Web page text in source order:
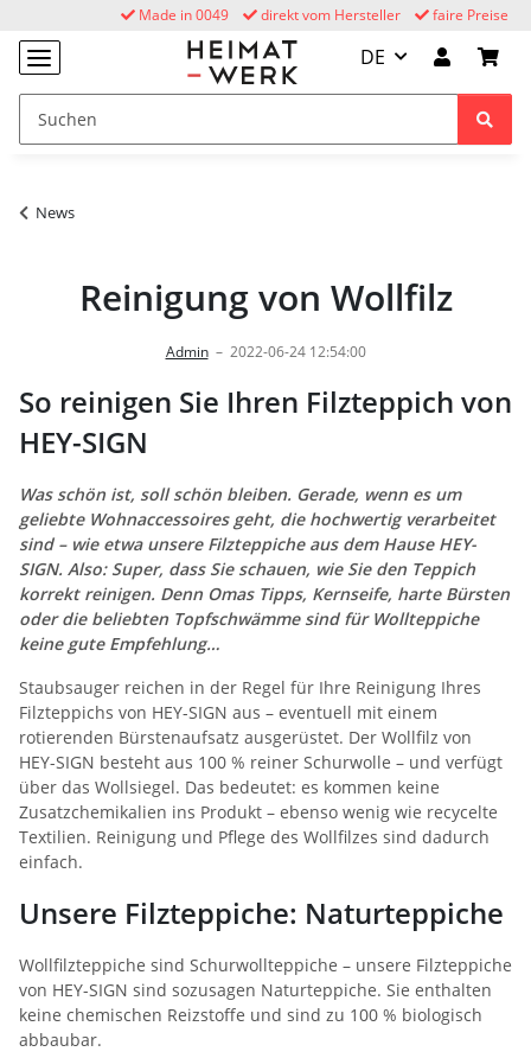
faire Preise
direkt vom Hersteller
Made in 0049
DE
News
Reinigung von Wollfilz
Admin– 2022-06-24 12:54:00
So reinigen Sie Ihren Filzteppich von
HEY-SIGN
Was schön ist, soll schön bleiben. Gerade, wenn es um
geliebte Wohnaccessoires geht, die hochwertig verarbeitet
sind – wie etwa unsere Filzteppiche aus dem Hause HEY-
SIGN. Also: Super, dass Sie schauen, wie Sie den Teppich
korrekt reinigen. Denn Omas Tipps, Kernseife, harte Bürsten
oder die beliebten Topfschwämme sind für Wollteppiche
keine gute Empfehlung…
Staubsauger reichen in der Regel für Ihre Reinigung Ihres
Filzteppichs von HEY-SIGN aus – eventuell mit einem
rotierenden Bürstenaufsatz ausgerüstet. Der Wollfilz von
HEY-SIGN besteht aus 100 % reiner Schurwolle – und verfügt
über das Wollsiegel. Das bedeutet: es kommen keine
Zusatzchemikalien ins Produkt – ebenso wenig wie recycelte
Textilien. Reinigung und Pflege des Wollfilzes sind dadurch
einfach.
Unsere Filzteppiche: Naturteppiche
Wollfilzteppiche sind Schurwollteppiche – unsere Filzteppiche
von HEY-SIGN sind sozusagen Naturteppiche. Sie enthalten
keine chemischen Reizstoffe und sind zu 100 % biologisch
abbaubar.